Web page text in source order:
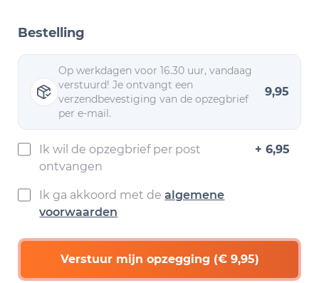
Bestelling
Op werkdagen voor 16.30 uur, vandaag
verstuurd! Je ontvangt een
verzendbevestiging van de opzegbrief
per e-mail.
9,95
Ik wil de opzegbrief per post
ontvangen
+ 6,95
Ik ga akkoord met dealgemene
voorwaarden
Verstuur mijn opzegging (€ 9,95)